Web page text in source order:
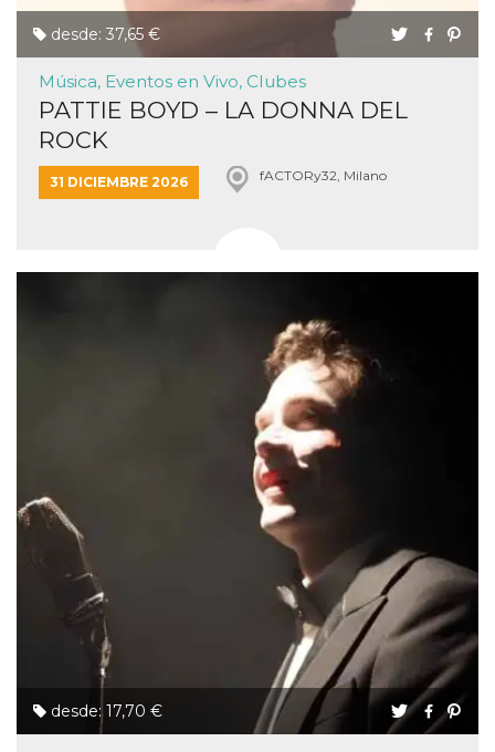
desde: 37,65 €
Música, Eventos en Vivo, Clubes
PATTIE BOYD – LA DONNA DEL
ROCK
31 DICIEMBRE 2026 fACTORy32, Milano
desde: 17,70 €